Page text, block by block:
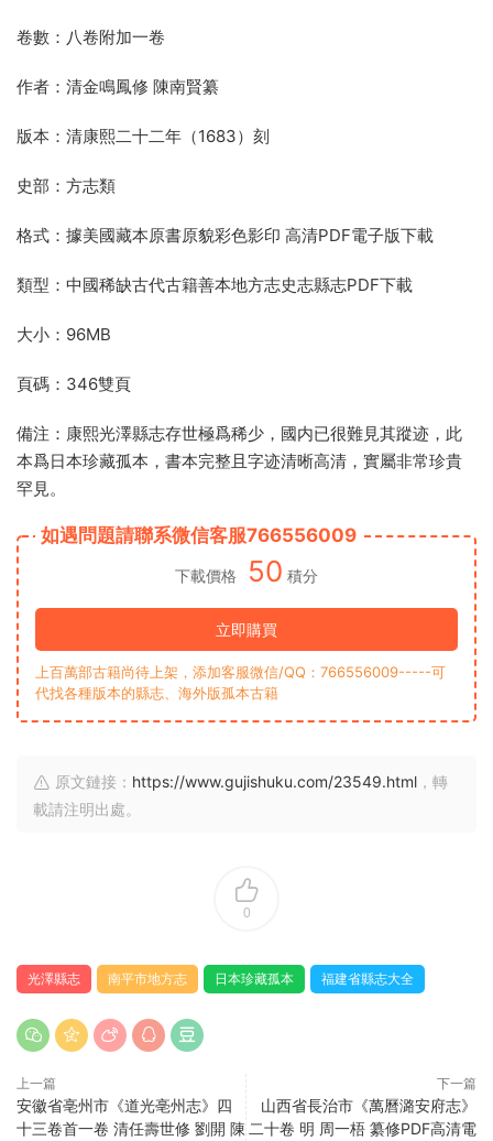
卷數：八卷附加一卷
作者：清金鳴鳳修 陳南賢纂
版本：清康熙二十二年（1683）刻
史部：方志類
格式：據美國藏本原書原貌彩色影印 高清PDF電子版下載
類型：中國稀缺古代古籍善本地方志史志縣志PDF下載
大小：96MB
頁碼：346雙頁
備注：康熙光澤縣志存世極爲稀少，國内已很難見其蹤迹，此
本爲日本珍藏孤本，書本完整且字迹清晰高清，實屬非常珍貴
罕見。
如遇問題請聯系微信客服766556009
下載價格 50 積分
立即購買
上百萬部古籍尚待上架，添加客服微信/QQ：766556009-----可
代找各種版本的縣志、海外版孤本古籍
原文鏈接： https://www.gujishuku.com/23549.html ，轉
載請注明出處。
0
光澤縣志 南平市地方志 日本珍藏孤本 福建省縣志大全
上一篇
安徽省亳州市《道光亳州志》四
十三卷首一卷 清任壽世修 劉開 陳
下一篇
山西省長治市《萬曆潞安府志》
二十卷 明 周一梧 纂修PDF高清電